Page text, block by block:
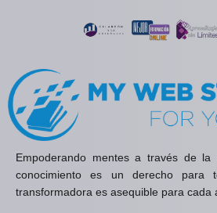
Empoderando mentes a través de la
conocimiento es un derecho para
transformadora es asequible para cada